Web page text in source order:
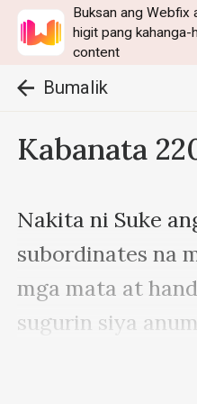
Buksan ang Webfix
higit pang kahanga-
content
Bumalik
Kabanata
Nakita ni Suke
subordinates na
mga mata at
sugurin siya